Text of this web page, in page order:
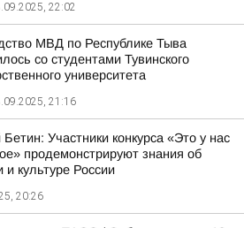
22:02
МВД по Республике Тыва
со студентами Тувинского
университета
21:16
Участники конкурса «Это у нас
продемонстрируют знания об
и культуре России
20:26